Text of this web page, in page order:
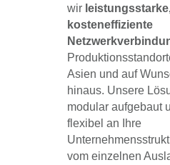
wir
kosteneffiziente
Asien und auf
hinaus. Unsere
modular aufgebaut
flexibel an Ihre
vom einzelnen